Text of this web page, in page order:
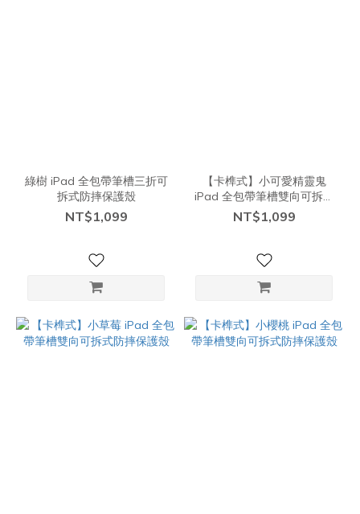
綠樹 iPad 全包帶筆槽三折可
拆式防摔保護殼
NT$1,099
【卡榫式】小可愛精靈鬼
iPad 全包帶筆槽雙向可拆式
防摔保護殼
NT$1,099